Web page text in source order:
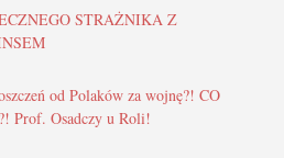
STRAŻNIKA Z
od Polaków za wojnę?! CO
Prof. Osadczy u Roli!